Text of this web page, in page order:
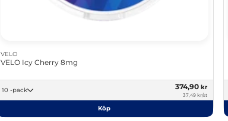
VELO
VELO Icy Cherry 8mg
10 -pack 374,90kr
37,49 kr/st
Köp